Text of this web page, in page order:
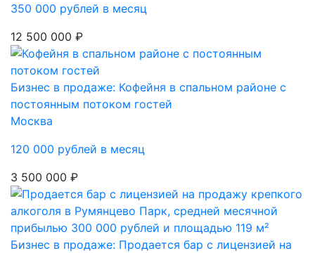
350 000 рублей в месяц
12 500 000 ₽
Бизнес в продаже: Кофейня в спальном районе с
постоянным потоком гостей
Москва
120 000 рублей в месяц
3 500 000 ₽
Бизнес в продаже: Продается бар с лицензией на